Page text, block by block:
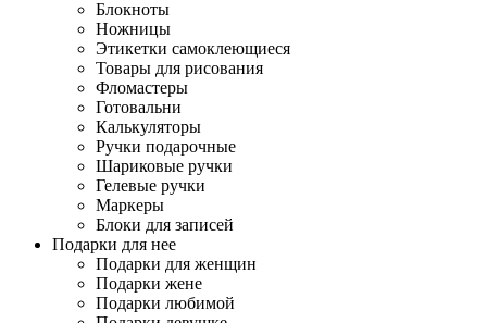
Блокноты
Ножницы
Этикетки самоклеющиеся
Товары для рисования
Фломастеры
Готовальни
Калькуляторы
Ручки подарочные
Шариковые ручки
Гелевые ручки
Маркеры
Блоки для записей
Подарки для нее
Подарки для женщин
Подарки жене
Подарки любимой